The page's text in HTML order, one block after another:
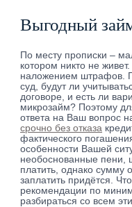
Выгодный
По месту прописки –
котором никто не
наложением штрафов.
суд, будут ли
договоре, и есть ли
микрозайм? Поэтому
ответа на Ваш вопрос
срочно без отказа
фактического
особенности Вашей
необоснованные пени,
платить, однако сумму
заплатить придётся.
рекомендации по
разбираться со всем